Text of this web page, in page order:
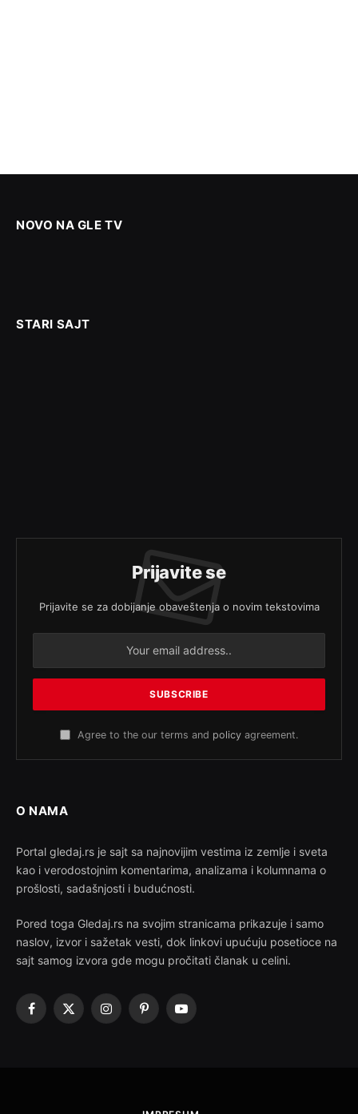
NOVO NA GLE TV
STARI SAJT
Prijavite se
Prijavite se za dobijanje obaveštenja o novim tekstovima
Agree to the our terms and policy agreement.
O NAMA
Portal gledaj.rs je sajt sa najnovijim vestima iz zemlje i sveta
kao i verodostojnim komentarima, analizama i kolumnama o
prošlosti, sadašnjosti i budućnosti.
Pored toga Gledaj.rs na svojim stranicama prikazuje i samo
naslov, izvor i sažetak vesti, dok linkovi upućuju posetioce na
sajt samog izvora gde mogu pročitati članak u celini.
Facebook
X
InstagramPinterestYouTube